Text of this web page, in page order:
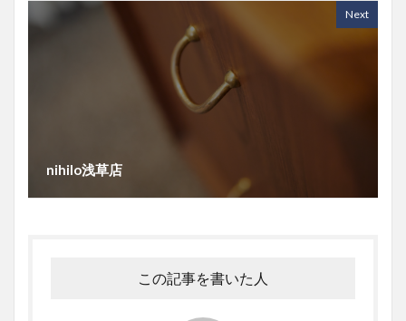
Next
nihilo浅草店
この記事を書いた人